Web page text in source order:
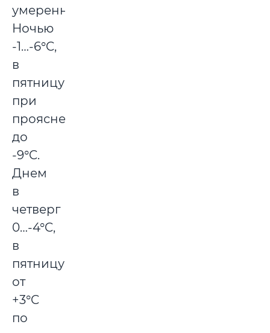
умеренный.
Ночью
-1…-6°C,
в
пятницу
при
прояснениях
до
-9°C.
Днем
в
четверг
0…-4°C,
в
пятницу
от
+3°C
по